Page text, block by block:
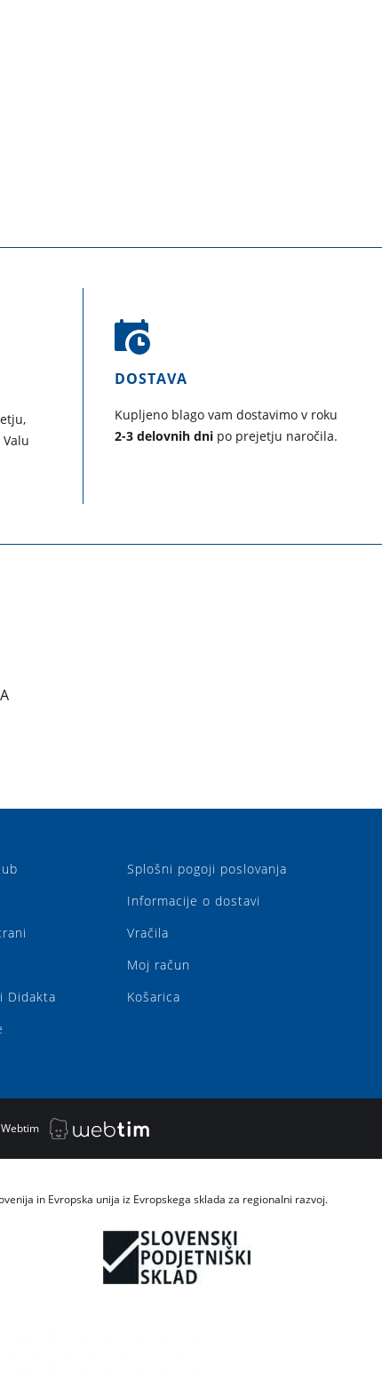
DOSTAVA
Kupljeno blago vam dostavimo v roku
2-3 delovnih dni po prejetju naročila.
Didakta
Splošni pogoji poslovanja
Informacije o dostavi
Vračila
Moj račun
Košarica
Webtim
in Evropska unija iz Evropskega sklada za regionalni razvoj.